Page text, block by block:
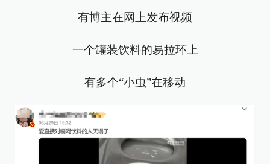
有博主在网上发布视频
一个罐装饮料的易拉环上
有多个“小虫”在移动